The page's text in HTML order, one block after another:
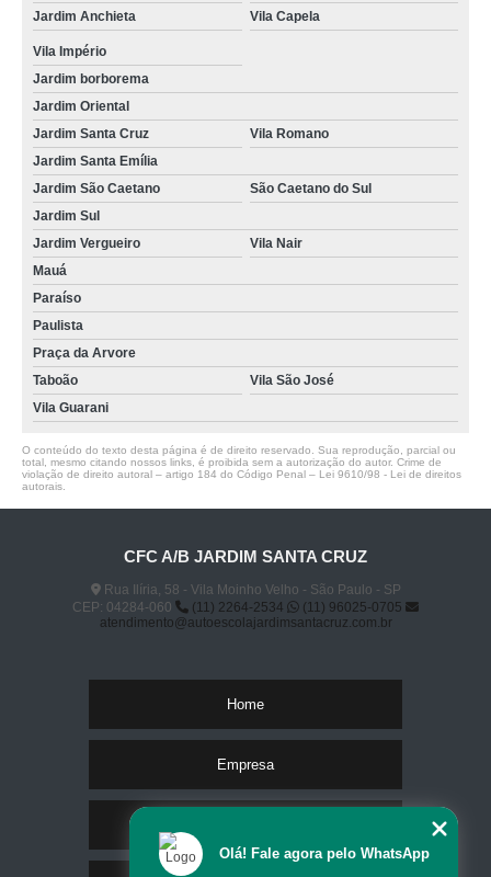
Jardim Anchieta
Vila Capela
Vila Império
Jardim borborema
Jardim Oriental
Jardim Santa Cruz
Vila Romano
Jardim Santa Emília
Jardim São Caetano
São Caetano do Sul
Jardim Sul
Jardim Vergueiro
Vila Nair
Mauá
Paraíso
Paulista
Praça da Arvore
Taboão
Vila São José
Vila Guarani
O conteúdo do texto desta página é de direito reservado. Sua reprodução, parcial ou
total, mesmo citando nossos links, é proibida sem a autorização do autor. Crime de
violação de direito autoral – artigo 184 do Código Penal – Lei 9610/98 - Lei de direitos
autorais
CFC A/B JARDIM SANTA CRUZ
Rua Ilíria, 58 - Vila Moinho Velho - São Paulo - SP
CEP: 04284-060
(11) 2264-2534
(11) 96025-0705
atendimento@autoescolajardimsantacruz.com.br
Home
Empresa
Olá! Fale agora pelo WhatsApp